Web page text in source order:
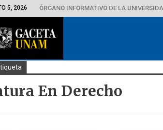
5, 2026 ÓRGANO INFORMATIVO DE LA
En Derecho